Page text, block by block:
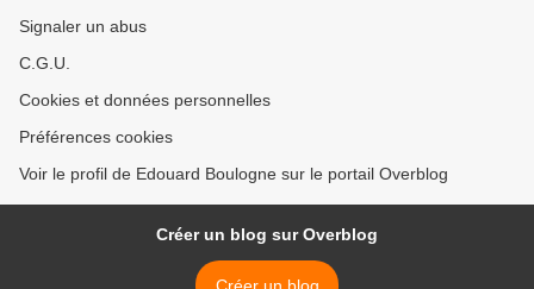
Signaler un abus
C.G.U.
Cookies et données personnelles
Préférences cookies
Voir le profil de Edouard Boulogne sur le portail Overblog
Créer un blog sur Overblog